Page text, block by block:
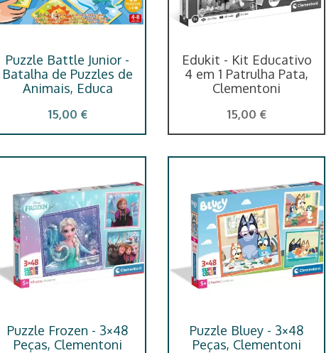
Puzzle Battle Junior -
Batalha de Puzzles de
Animais, Educa
15,00 €
Edukit - Kit Educativo
4 em 1 Patrulha Pata,
Clementoni
15,00 €
Puzzle Frozen - 3×48
Peças, Clementoni
Puzzle Bluey - 3×48
Peças, Clementoni